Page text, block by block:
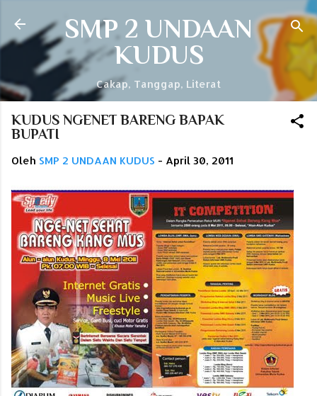
Langsung ke konten utama
SMP 2 UNDAAN
KUDUS
Cakap, Tanggap, Literat
KUDUS NGENET BARENG BAPAK
BUPATI
Oleh SMP 2 UNDAAN KUDUS - April 30, 2011